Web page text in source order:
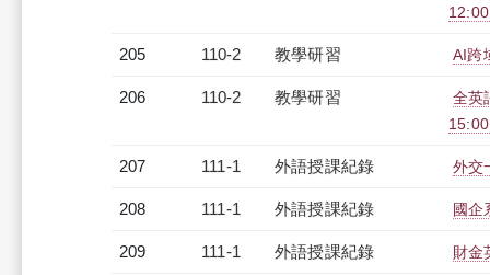
205 110-2 教學研習 AI跨
206 110-2 教學研習
全英
207 111-1 外語授課紀錄 外交
208 111-1 外語授課紀錄 國企
209 111-1 外語授課紀錄 財金